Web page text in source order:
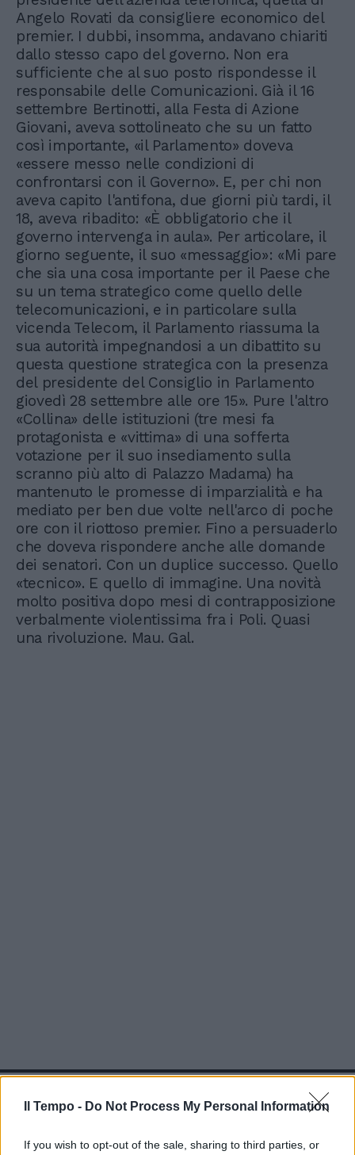
Il Tempo - Do Not Process My Personal Information
If you wish to opt-out of the sale, sharing to third parties, or
Angelo Rovati da consigliere economico del
premier. I dubbi, insomma, andavano chiariti
dallo stesso capo del governo. Non era
sufficiente che al suo posto rispondesse il
responsabile delle Comunicazioni. Già il 16
settembre Bertinotti, alla Festa di Azione
Giovani, aveva sottolineato che su un fatto
così importante, «il Parlamento» doveva
«essere messo nelle condizioni di
confrontarsi con il Governo». E, per chi non
aveva capito l'antifona, due giorni più tardi, il
18, aveva ribadito: «È obbligatorio che il
governo intervenga in aula». Per articolare, il
giorno seguente, il suo «messaggio»: «Mi pare
che sia una cosa importante per il Paese che
su un tema strategico come quello delle
telecomunicazioni, e in particolare sulla
vicenda Telecom, il Parlamento riassuma la
sua autorità impegnandosi a un dibattito su
questa questione strategica con la presenza
del presidente del Consiglio in Parlamento
giovedì 28 settembre alle ore 15». Pure l'altro
«Collina» delle istituzioni (tre mesi fa
protagonista e «vittima» di una sofferta
votazione per il suo insediamento sulla
scranno più alto di Palazzo Madama) ha
mantenuto le promesse di imparzialità e ha
mediato per ben due volte nell'arco di poche
ore con il riottoso premier. Fino a persuaderlo
che doveva rispondere anche alle domande
dei senatori. Con un duplice successo. Quello
«tecnico». E quello di immagine. Una novità
molto positiva dopo mesi di contrapposizione
verbalmente violentissima fra i Poli. Quasi
una rivoluzione. Mau. Gal.